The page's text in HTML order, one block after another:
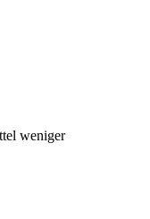
weniger